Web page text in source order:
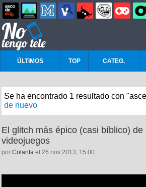
ÚLTIMOS TOP CATEG.
Se ha encontrado 1 resultado con
de nuevo
El glitch más épico (casi bíblico)
videojuegos
por Colanta el 26 nov 2013, 15:00